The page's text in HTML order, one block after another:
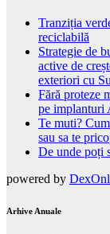
Tranziția
reciclabilă
Strategie de
active de
exteriori cu
Fără proteze
pe implanturi
Te muti?
sau sa te
De unde poți
powered by
Arhive Anuale